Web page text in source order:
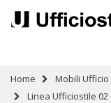
Home Mobili Ufficio
Linea Ufficiostile 02